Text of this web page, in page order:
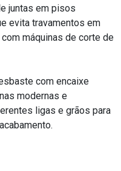
juntas em pisos
evita travamentos em
máquinas de corte de
com encaixe
modernas e
ligas e grãos para